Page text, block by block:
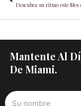
Mantente Al
De Miami.